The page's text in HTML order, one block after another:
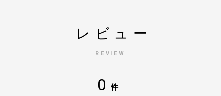
レビュー
REVIEW
0 件